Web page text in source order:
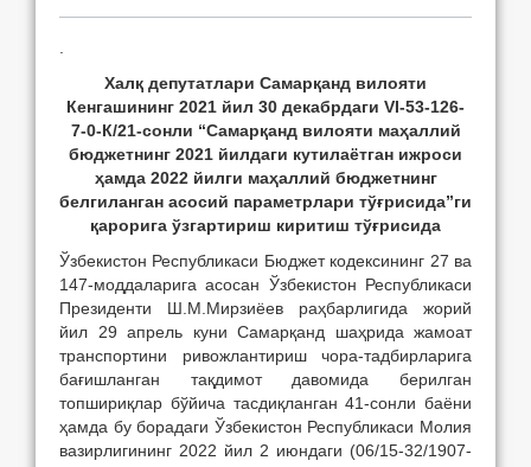
Халқ депутатлари Самарқанд вилояти
Кенгашининг 2021 йил 30 декабрдаги VI-53-126-
7-0-К/21-сонли “Самарқанд вилояти маҳаллий
бюджетнинг 2021 йилдаги кутилаётган ижроси
ҳамда 2022 йилги маҳаллий бюджетнинг
белгиланган асосий параметрлари тўғрисида”ги
қарорига ўзгартириш киритиш тўғрисида
Ўзбекистон Республикаси Бюджет кодексининг 27 ва
147-моддаларига асосан Ўзбекистон Республикаси
Президенти Ш.М.Мирзиёев раҳбарлигида жорий
йил 29 апрель куни Самарқанд шаҳрида жамоат
транспортини ривожлантириш чора-тадбирларига
бағишланган тақдимот давомида берилган
топшириқлар бўйича тасдиқланган 41-сонли баёни
ҳамда бу борадаги Ўзбекистон Республикаси Молия
вазирлигининг 2022 йил 2 июндаги (06/15-32/1907-